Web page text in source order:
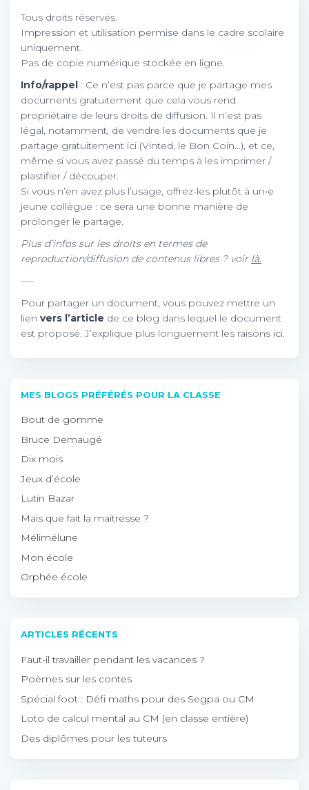
Tous droits réservés.
Impression et utilisation permise dans le cadre scolaire
uniquement.
Pas de copie numérique stockée en ligne.
Info/rappel : Ce n’est pas parce que je partage mes
documents gratuitement que cela vous rend
propriétaire de leurs droits de diffusion. Il n’est pas
légal, notamment, de vendre les documents que je
partage gratuitement ici (Vinted, le Bon Coin…), et ce,
même si vous avez passé du temps à les imprimer /
plastifier / découper.
Si vous n’en avez plus l’usage, offrez-les plutôt à un•e
jeune collègue : ce sera une bonne manière de
prolonger le partage.
Plus d’infos sur les droits en termes de
reproduction/diffusion de contenus libres ? voir là.
—-
Pour partager un document, vous pouvez mettre un
lien vers l’article de ce blog dans lequel le document
est proposé. J’explique plus longuement les raisons ici.
MES BLOGS PRÉFÉRÉS POUR LA CLASSE
Bout de gomme
Bruce Demaugé
Dix mois
Jeux d’école
Lutin Bazar
Mais que fait la maitresse ?
Mélimélune
Mon école
Orphée école
ARTICLES RÉCENTS
Faut-il travailler pendant les vacances ?
Poèmes sur les contes
Spécial foot : Défi maths pour des Segpa ou CM
Loto de calcul mental au CM (en classe entière)
Des diplômes pour les tuteurs